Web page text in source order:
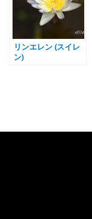
リンエレン (スイレ
ン)